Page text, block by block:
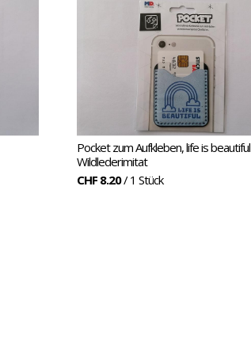
Pocket zum Aufkleben, life is beautiful
Wildlederimitat
CHF 8.20/ 1 Stück